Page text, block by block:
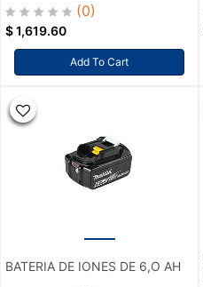
(0)
$1,619.60
Add To Cart
BATERIA DE IONES DE 6,O AH